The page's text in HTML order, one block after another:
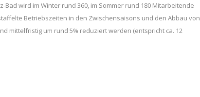
wird im Winter rund 360, im Sommer rund 180 Mitarbeitende
Betriebszeiten in den Zwischensaisons und den Abbau von
mittelfristig um rund 5% reduziert werden (entspricht ca. 12